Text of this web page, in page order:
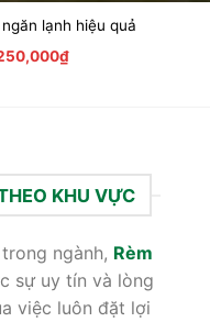
lạnh hiệu quả
₫Giá
hiện
KHU VỰC
ngành, Rèm
sự uy tín và lòng
việc luôn đặt lợi